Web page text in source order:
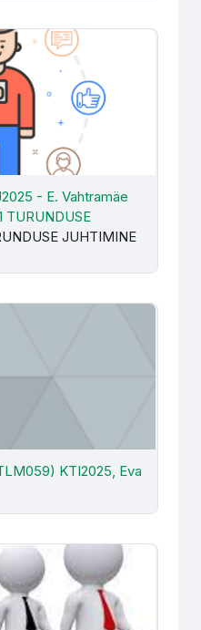
- E. Vahtramäe
- E. Vahtramäe
TURUNDUSE
JUHTIMINE
KTI2025, Eva
KTI2025, Eva
IV2025, KST2025/1 ja 2) -